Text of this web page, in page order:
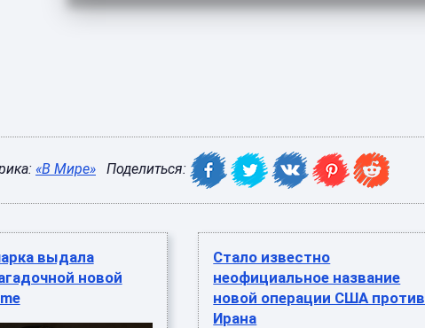
«В Мире» Поделиться:
выдала
новой
Стало известно
неофициальное название
новой операции США против
Ирана